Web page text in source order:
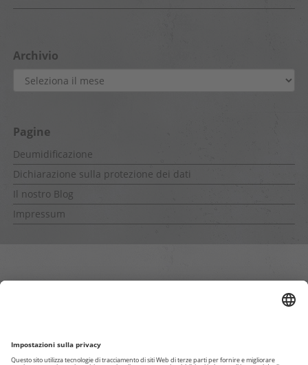
Archivio
Archivio
Pagine
Deumidificazione
Dichiarazione sulla protezione dei dati
Il nostro Blog
Impressum